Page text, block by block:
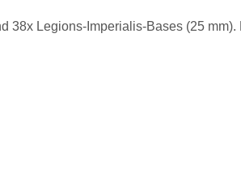
Legions-Imperialis-Bases (25